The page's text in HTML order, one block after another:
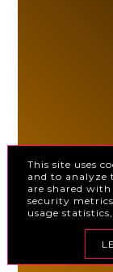
This site uses
and to analyze
are shared
security
usage